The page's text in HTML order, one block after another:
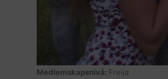
Medlemskapsnivå: Freija